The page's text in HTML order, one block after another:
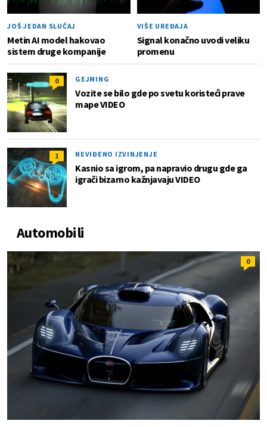
JOŠ JEDAN SLUČAJ
Metin AI model hakovao
sistem druge kompanije
VIŠE UREĐAJA
Signal konačno uvodi veliku
promenu
0 GEJMING
Vozite se bilo gde po svetu koristeći prave
mape VIDEO
1 NEVIĐENO IZVINJENJE
Kasnio sa igrom, pa napravio drugu gde ga
igrači bizarno kažnjavaju VIDEO
Automobili
0